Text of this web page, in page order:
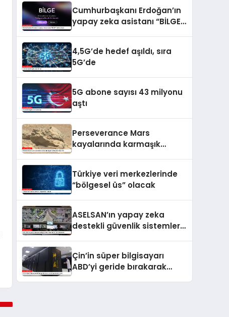
Cumhurbaşkanı Erdoğan’ın
yapay zeka asistanı “BİLGE”
4,5G’de hedef aşıldı, sıra
5G’de
5G abone sayısı 43 milyonu
aştı
Perseverance Mars
kayalarında karmaşık
Türkiye veri merkezlerinde
“bölgesel üs” olacak
ASELSAN’ın yapay zeka
destekli güvenlik sistemleri
Çin’in süper bilgisayarı
ABD’yi geride bırakarak